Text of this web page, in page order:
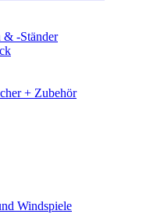
& -Ständer
+ Zubehör
Windspiele